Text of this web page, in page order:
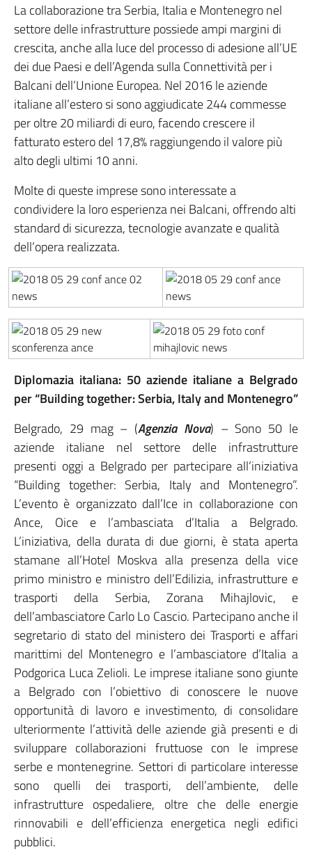
La collaborazione tra Serbia, Italia e Montenegro nel
settore delle infrastrutture possiede ampi margini di
crescita, anche alla luce del processo di adesione all’UE
dei due Paesi e dell’Agenda sulla Connettività per i
Balcani dell’Unione Europea. Nel 2016 le aziende
italiane all’estero si sono aggiudicate 244 commesse
per oltre 20 miliardi di euro, facendo crescere il
fatturato estero del 17,8% raggiungendo il valore più
alto degli ultimi 10 anni.
Molte di queste imprese sono interessate a
condividere la loro esperienza nei Balcani, offrendo alti
standard di sicurezza, tecnologie avanzate e qualità
dell’opera realizzata.
Diplomazia italiana: 50 aziende italiane a Belgrado
per “Building together: Serbia, Italy and Montenegro”
Belgrado, 29 mag – (Agenzia Nova) – Sono 50 le
aziende italiane nel settore delle infrastrutture
presenti oggi a Belgrado per partecipare all’iniziativa
“Building together: Serbia, Italy and Montenegro”.
L’evento è organizzato dall’Ice in collaborazione con
Ance, Oice e l’ambasciata d’Italia a Belgrado.
L’iniziativa, della durata di due giorni, è stata aperta
stamane all’Hotel Moskva alla presenza della vice
primo ministro e ministro dell’Edilizia, infrastrutture e
trasporti della Serbia, Zorana Mihajlovic, e
dell’ambasciatore Carlo Lo Cascio. Partecipano anche il
segretario di stato del ministero dei Trasporti e affari
marittimi del Montenegro e l’ambasciatore d’Italia a
Podgorica Luca Zelioli. Le imprese italiane sono giunte
a Belgrado con l’obiettivo di conoscere le nuove
opportunità di lavoro e investimento, di consolidare
ulteriormente l’attività delle aziende già presenti e di
sviluppare collaborazioni fruttuose con le imprese
serbe e montenegrine. Settori di particolare interesse
sono quelli dei trasporti, dell’ambiente, delle
infrastrutture ospedaliere, oltre che delle energie
rinnovabili e dell’efficienza energetica negli edifici
pubblici.